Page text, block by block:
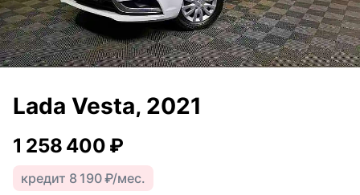
Lada Vesta, 2021
1 258 400 ₽
кредит 8 190 ₽/мес.